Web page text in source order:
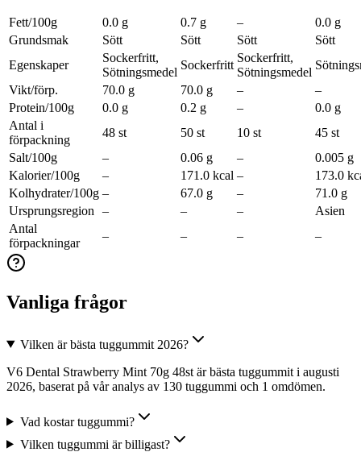
Fett/100g 0.0 g 0.7 g –
0.0 g
Grundsmak
Sött Sött Sött
Sött
Egenskaper
Sockerfritt,
Sötningsmedel
Sockerfritt
Sockerfritt,
Sötningsmedel
Vikt/förp.
70.0 g 70.0 g –
–
Protein/100g
0.0 g 0.2 g –
0.0 g
Antal i
förpackning
48 st 50 st 10 st
45 st
Salt/100g
– 0.06 g –
0.005 g
Kalorier/100g
– 171.0 kcal –
173.0
Kolhydrater/100g – 67.0 g –
71.0 g
Ursprungsregion
– – –
Asien
Antal
förpackningar
– – – –
Vanliga frågor
Vilken är bästa tuggummit 2026?
V6 Dental Strawberry Mint 70g 48st är bästa tuggummit i augusti
2026, baserat på vår analys av 130 tuggummi och 1 omdömen.
Vad kostar tuggummi?
Vilken tuggummi är billigast?